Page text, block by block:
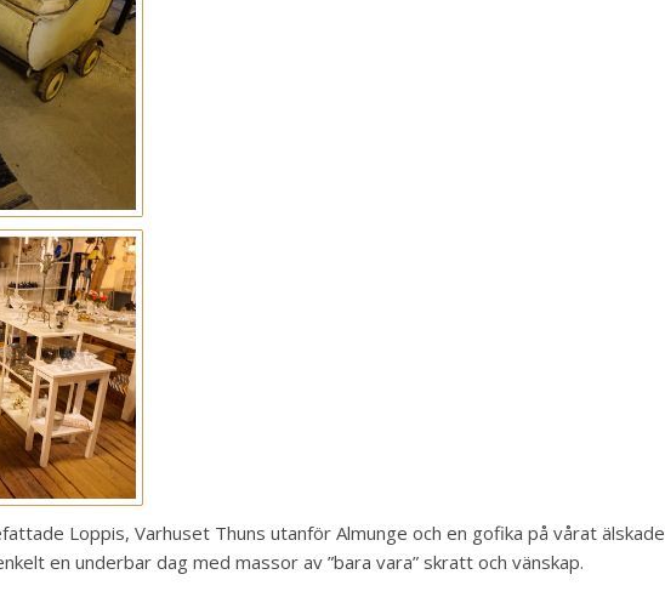
Loppis, Varhuset Thuns utanför Almunge och en gofika på vårat älskade
en underbar dag med massor av ”bara vara” skratt och vänskap.